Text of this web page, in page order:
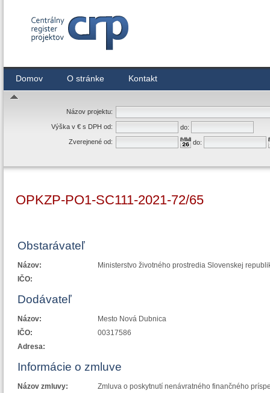
Domov O stránke Kontakt
Názov projektu:
Výška v € s DPH od:
do:
Zverejnené od:
do:
OPKZP-PO1-SC111-2021-72/65
Obstarávateľ
Názov:
Ministerstvo životného prostredia Slovenskej
IČO:
Dodávateľ
Názov:
Mesto Nová Dubnica
IČO:
00317586
Adresa:
Informácie o zmluve
Názov zmluvy:
Zmluva o poskytnutí nenávratného finančného